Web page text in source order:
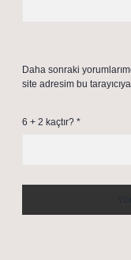
Daha sonraki
site adresim bu
6 + 2 kaçtır? *